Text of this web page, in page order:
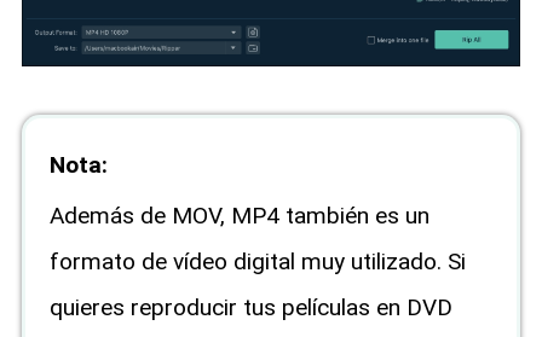
Nota:
Además de MOV, MP4 también es un
formato de vídeo digital muy utilizado. Si
quieres reproducir tus películas en DVD